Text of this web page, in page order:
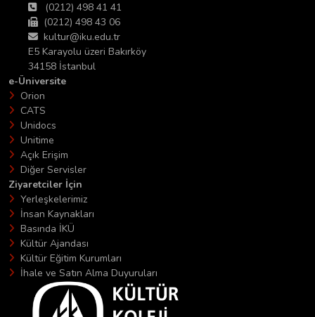
(0212) 498 41 41
(0212) 498 43 06
kultur@iku.edu.tr
E5 Karayolu üzeri Bakırköy
34158 İstanbul
e-Üniversite
Orion
CATS
Unidocs
Unitime
Açık Erişim
Diğer Servisler
Ziyaretciler İçin
Yerleşkelerimiz
İnsan Kaynakları
Basında İKÜ
Kültür Ajandası
Kültür Eğitim Kurumları
İhale ve Satın Alma Duyuruları